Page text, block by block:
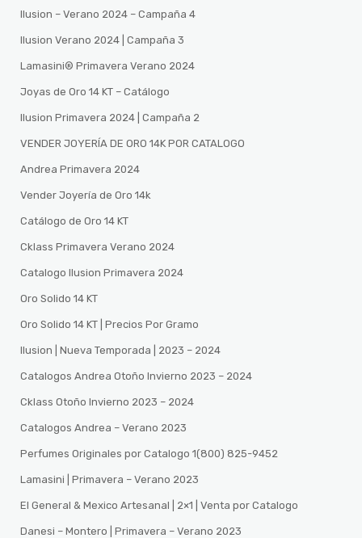
Ilusion – Verano 2024 – Campaña 4
Ilusion Verano 2024 | Campaña 3
Lamasini®️ Primavera Verano 2024
Joyas de Oro 14 KT – Catálogo
Ilusion Primavera 2024 | Campaña 2
VENDER JOYERÍA DE ORO 14K POR CATALOGO
Andrea Primavera 2024
Vender Joyería de Oro 14k
Catálogo de Oro 14 KT
Cklass Primavera Verano 2024
Catalogo Ilusion Primavera 2024
Oro Solido 14 KT
Oro Solido 14 KT | Precios Por Gramo
Ilusion | Nueva Temporada | 2023 – 2024
Catalogos Andrea Otoño Invierno 2023 – 2024
Cklass Otoño Invierno 2023 – 2024
Catalogos Andrea – Verano 2023
Perfumes Originales por Catalogo 1(800) 825-9452
Lamasini | Primavera – Verano 2023
El General & Mexico Artesanal | 2×1 | Venta por Catalogo
Danesi – Montero | Primavera – Verano 2023